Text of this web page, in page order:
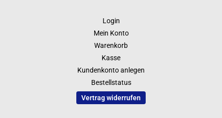
Login
Mein Konto
Warenkorb
Kasse
Kundenkonto anlegen
Bestellstatus
Vertrag widerrufen